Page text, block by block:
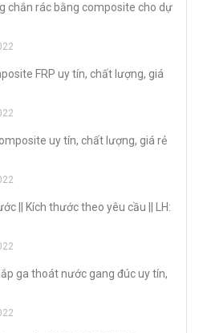
chắn rác bằng composite cho dự
FRP uy tín, chất lượng, giá
uy tín, chất lượng, giá rẻ
|| Kích thước theo yêu cầu || LH:
ga thoát nước gang đúc uy tín,